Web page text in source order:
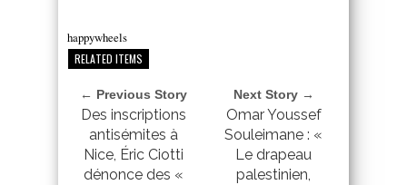
happywheels
RELATED ITEMS
← Previous Story
Des inscriptions
antisémites à
Nice, Éric Ciotti
dénonce des «
Next Story →
Omar Youssef
Souleimane : «
Le drapeau
palestinien,